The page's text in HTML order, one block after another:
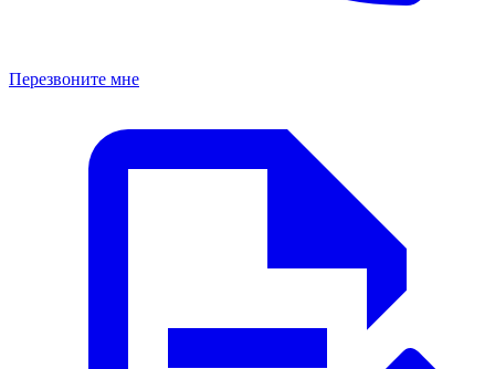
Перезвоните мне